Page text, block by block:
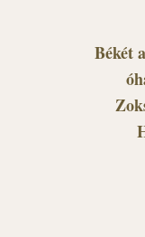
Békét